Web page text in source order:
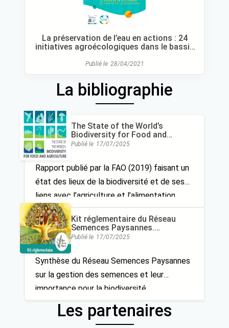
La préservation de l’eau en actions : 24
initiatives agroécologiques dans le bassin
Publié le 28/04/2021
La bibliographie
The State of the World’s
Biodiversity for Food and
Agriculture (FAO)
Publié le 17/07/2025
Rapport publié par la FAO (2019) faisant un
état des lieux de la biodiversité et de ses
liens avec l’agriculture et l’alimentation
Kit réglementaire du Réseau
Semences Paysannes.
Comprendre le cadre existant :
Publié le 17/07/2025
Synthèse du Réseau Semences Paysannes
sur la gestion des semences et leur
importance pour la biodiversité
Les partenaires